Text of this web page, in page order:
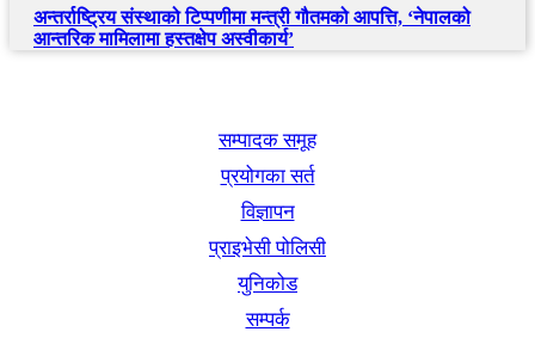
अन्तर्राष्ट्रिय संस्थाको टिप्पणीमा मन्त्री गौतमको आपत्ति, ‘नेपालको
आन्तरिक मामिलामा हस्तक्षेप अस्वीकार्य’
सम्पादक समूह
प्रयोगका सर्त
विज्ञापन
प्राइभेसी पोलिसी
युनिकोड
सम्पर्क